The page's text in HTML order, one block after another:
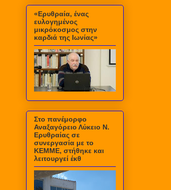
«Ερυθραία, ένας
ευλογημένος
μικρόκοσμος στην
καρδιά της Ιωνίας»
Στο πανέμορφο
Αναξαγόρειο Λύκειο Ν.
Ερυθραίας σε
συνεργασία με το
ΚΕΜΜΕ, στήθηκε και
λειτουργεί έκθ